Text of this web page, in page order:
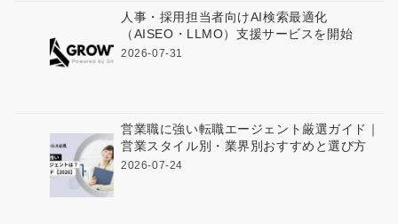
人事・採用担当者向けAI検索最適化
（AISEO・LLMO）支援サービスを開始
2026-07-31
営業職に強い転職エージェント厳選ガイド｜
営業スタイル別・業界別おすすめと選び方
2026-07-24